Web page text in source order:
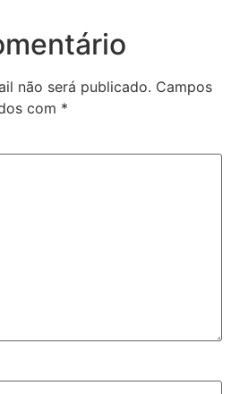
não será publicado. Campos
com *